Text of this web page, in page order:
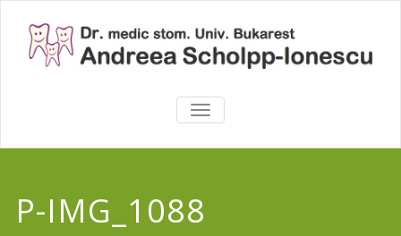
TOGGLE
NAVIGATION
P-IMG_1088